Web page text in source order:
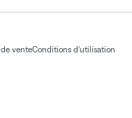
venteConditions d'utilisation